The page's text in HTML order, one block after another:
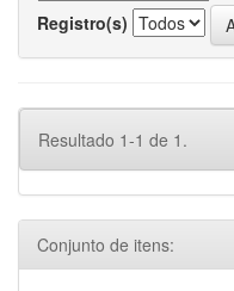
Registro(s)
Resultado 1-1 de 1.
Conjunto de itens: